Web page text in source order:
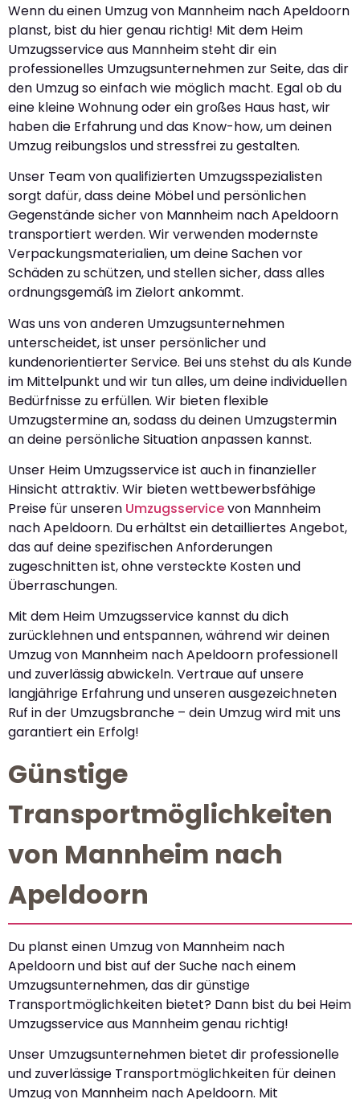
Wenn du einen Umzug von Mannheim nach Apeldoorn
planst, bist du hier genau richtig! Mit dem Heim
Umzugsservice aus Mannheim steht dir ein
professionelles Umzugsunternehmen zur Seite, das dir
den Umzug so einfach wie möglich macht. Egal ob du
eine kleine Wohnung oder ein großes Haus hast, wir
haben die Erfahrung und das Know-how, um deinen
Umzug reibungslos und stressfrei zu gestalten.
Unser Team von qualifizierten Umzugsspezialisten
sorgt dafür, dass deine Möbel und persönlichen
Gegenstände sicher von Mannheim nach Apeldoorn
transportiert werden. Wir verwenden modernste
Verpackungsmaterialien, um deine Sachen vor
Schäden zu schützen, und stellen sicher, dass alles
ordnungsgemäß im Zielort ankommt.
Was uns von anderen Umzugsunternehmen
unterscheidet, ist unser persönlicher und
kundenorientierter Service. Bei uns stehst du als Kunde
im Mittelpunkt und wir tun alles, um deine individuellen
Bedürfnisse zu erfüllen. Wir bieten flexible
Umzugstermine an, sodass du deinen Umzugstermin
an deine persönliche Situation anpassen kannst.
Unser Heim Umzugsservice ist auch in finanzieller
Hinsicht attraktiv. Wir bieten wettbewerbsfähige
Preise für unseren Umzugsservicevon Mannheim
nach Apeldoorn. Du erhältst ein detailliertes Angebot,
das auf deine spezifischen Anforderungen
zugeschnitten ist, ohne versteckte Kosten und
Überraschungen.
Mit dem Heim Umzugsservice kannst du dich
zurücklehnen und entspannen, während wir deinen
Umzug von Mannheim nach Apeldoorn professionell
und zuverlässig abwickeln. Vertraue auf unsere
langjährige Erfahrung und unseren ausgezeichneten
Ruf in der Umzugsbranche – dein Umzug wird mit uns
garantiert ein Erfolg!
Günstige
Transportmöglichkeiten
von Mannheim nach
Apeldoorn
Du planst einen Umzug von Mannheim nach
Apeldoorn und bist auf der Suche nach einem
Umzugsunternehmen, das dir günstige
Transportmöglichkeiten bietet? Dann bist du bei Heim
Umzugsservice aus Mannheim genau richtig!
Unser Umzugsunternehmen bietet dir professionelle
und zuverlässige Transportmöglichkeiten für deinen
Umzug von Mannheim nach Apeldoorn. Mit